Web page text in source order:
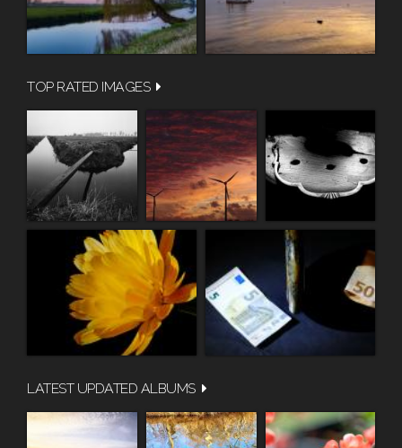
TOP RATED IMAGES
LATEST UPDATED ALBUMS